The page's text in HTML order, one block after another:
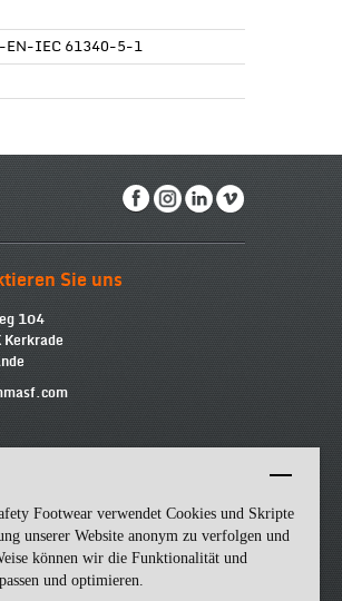
Footwear verwendet Cookies und Skripte
unserer Website anonym zu verfolgen und
können wir die Funktionalität und
und optimieren.
EN-IEC 61340-5-1
Sie uns
104
Kerkrade
Nummer: 57162581